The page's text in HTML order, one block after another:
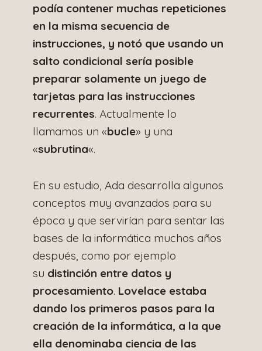
podía contener muchas repeticiones
en la misma secuencia de
instrucciones, y notó que usando un
salto condicional sería posible
preparar solamente un juego de
tarjetas para las instrucciones
recurrentes. Actualmente lo
llamamos un «bucle» y una
«subrutina«.
En su estudio, Ada desarrolla algunos
conceptos muy avanzados para su
época y que servirían para sentar las
bases de la informática muchos años
después, como por ejemplo
su distinción entre datos y
procesamiento. Lovelace estaba
dando los primeros pasos para la
creación de la informática, a la que
ella denominaba ciencia de las